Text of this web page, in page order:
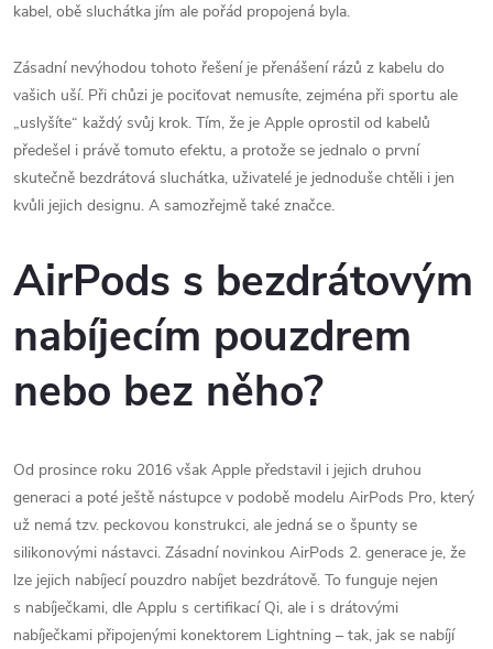
kabel, obě sluchátka jím ale pořád propojená byla.
Zásadní nevýhodou tohoto řešení je přenášení rázů z kabelu do
vašich uší. Při chůzi je pociťovat nemusíte, zejména při sportu ale
„uslyšíte“ každý svůj krok. Tím, že je Apple oprostil od kabelů
předešel i právě tomuto efektu, a protože se jednalo o první
skutečně bezdrátová sluchátka, uživatelé je jednoduše chtěli i jen
kvůli jejich designu. A samozřejmě také značce.
AirPods s bezdrátovým
nabíjecím pouzdrem
nebo bez něho?
Od prosince roku 2016 však Apple představil i jejich druhou
generaci a poté ještě nástupce v podobě modelu AirPods Pro, který
už nemá tzv. peckovou konstrukci, ale jedná se o špunty se
silikonovými nástavci. Zásadní novinkou AirPods 2. generace je, že
lze jejich nabíjecí pouzdro nabíjet bezdrátově. To funguje nejen
s nabíječkami, dle Applu s certifikací Qi, ale i s drátovými
nabíječkami připojenými konektorem Lightning – tak, jak se nabíjí